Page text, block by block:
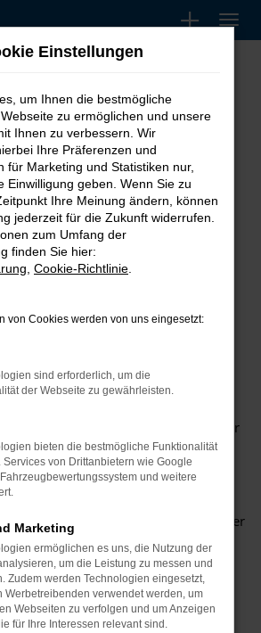
Seat Ateca kaufen, leasen, finanzieren für
leasen,
für
Seat Ateca in Bonn
Ateca passt perfekt nach Bonn und
Fahrzeug für Sie. Der Vorteil
darin, dass sowohl der Stadtverkehr
souverän gemeistert werden.
Ausstattung und eine
der Motorisierung. Wir von
Ihnen den Seat Ateca sowohl als
EU-Import sowie als Gebraucht- oder
haben Sie die ganz große
komplett selbst, mit welchem
unterwegs sind. Wir beraten Sie
für all Ihre Fragen Rede und
Einstellungen
um Ihnen die bestmögliche
zu ermöglichen und unsere
Ihnen zu verbessern. Wir
Ihre Präferenzen und
für Marketing und Statistiken nur,
Einwilligung geben. Wenn Sie zu
Ihre Meinung ändern, können
jederzeit für die Zukunft widerrufen.
zum Umfang der
finden Sie hier:
Cookie-Richtlinie
von Cookies werden von uns eingesetzt:
sind erforderlich, um die
der Webseite zu gewährleisten.
bieten die bestmögliche Funktionalität
Services von Drittanbietern wie Google
und weitere
Marketing
ermöglichen es uns, die Nutzung der
um die Leistung zu messen und
Zudem werden Technologien eingesetzt,
Werbetreibenden verwendet werden, um
Webseiten zu verfolgen und um Anzeigen
für Ihre Interessen relevant sind.